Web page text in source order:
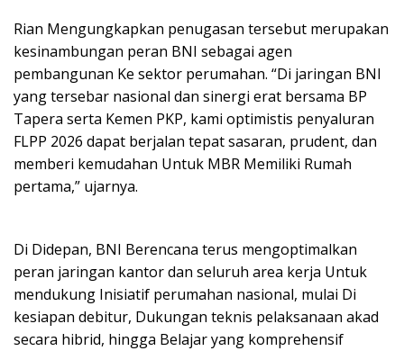
Rian Mengungkapkan penugasan tersebut merupakan
kesinambungan peran BNI sebagai agen
pembangunan Ke sektor perumahan. “Di jaringan BNI
yang tersebar nasional dan sinergi erat bersama BP
Tapera serta Kemen PKP, kami optimistis penyaluran
FLPP 2026 dapat berjalan tepat sasaran, prudent, dan
memberi kemudahan Untuk MBR Memiliki Rumah
pertama,” ujarnya.
Di Didepan, BNI Berencana terus mengoptimalkan
peran jaringan kantor dan seluruh area kerja Untuk
mendukung Inisiatif perumahan nasional, mulai Di
kesiapan debitur, Dukungan teknis pelaksanaan akad
secara hibrid, hingga Belajar yang komprehensif